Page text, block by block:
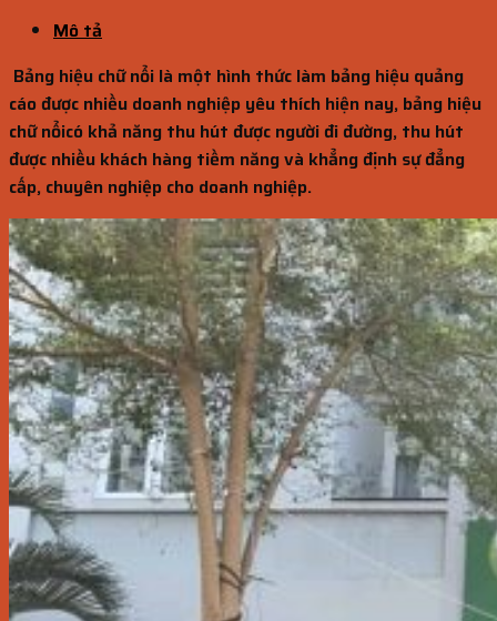
Mô tả
Bảng hiệu chữ nổi là một hình thức làm bảng hiệu quảng
cáo được nhiều doanh nghiệp yêu thích hiện nay, bảng hiệu
chữ nổicó khả năng thu hút được người đi đường, thu hút
được nhiều khách hàng tiềm năng và khẳng định sự đẳng
cấp, chuyên nghiệp cho doanh nghiệp.